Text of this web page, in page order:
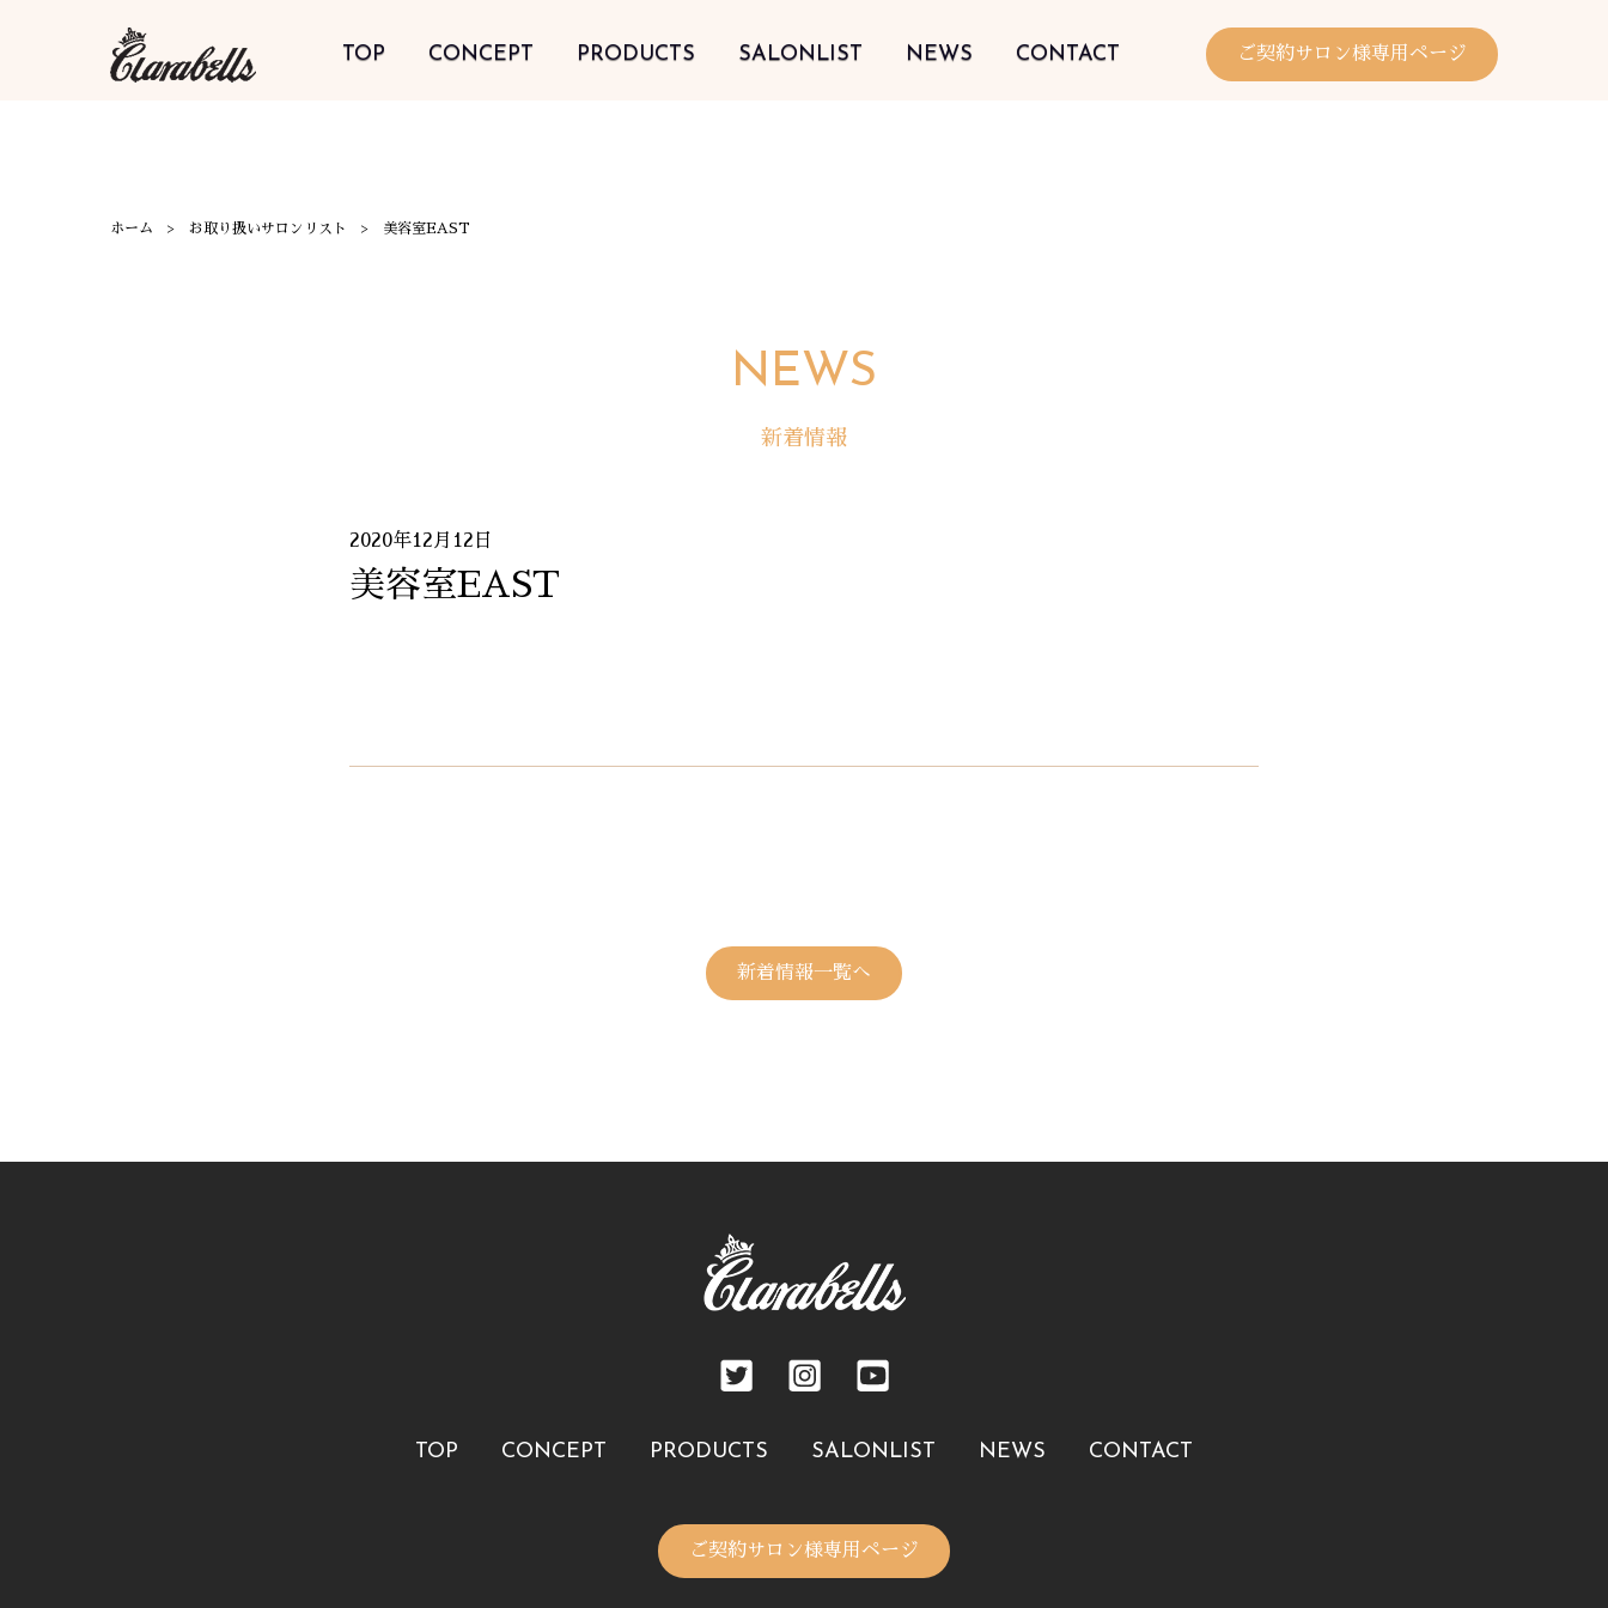
TOP CONCEPT PRODUCTS SALONLIST NEWS CONTACT ご契約サロン様専用ページ
ホーム お取り扱いサロンリスト 美容室EAST
NEWS
新着情報
2020年12月12日
美容室EAST
新着情報一覧へ
TOP CONCEPT PRODUCTS SALONLIST NEWS CONTACT
ご契約サロン様専用ページ